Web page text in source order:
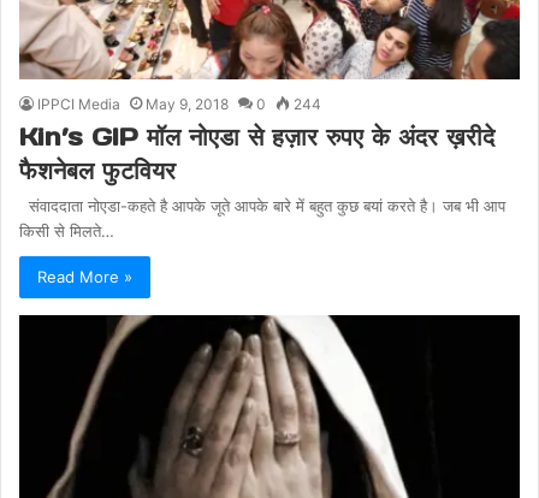
IPPCI Media May 9, 2018 0 244
Kin’s GIP मॉल नोएडा से हज़ार रुपए के अंदर ख़रीदे
फैशनेबल फुटवियर
संवाददाता नोएडा-कहते है आपके जूते आपके बारे में बहुत कुछ बयां करते है। जब भी आप
किसी से मिलते…
Read More »